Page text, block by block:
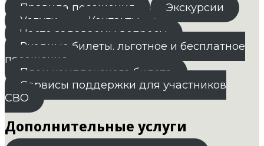
Правила посещения
Экскурсии
Услуги
Контакты
Часто задаваемы вопросы
Входные билеты. льготное и бесплатное
посещение
План комплексного билета
Сервисы поддержки для участников
СВО
Дополнительные услуги